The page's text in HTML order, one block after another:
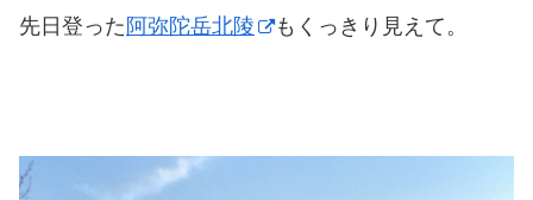
先日登った阿弥陀岳北陵 もくっきり見えて。